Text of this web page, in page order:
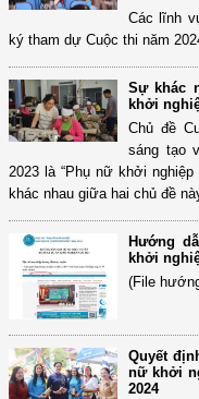
Các lĩnh
ký tham dự Cuộc thi năm
Sự khác
khởi
Chủ đề
sáng tạo
2023 là “Phụ nữ khởi
khác nhau giữa hai chủ đề
Hướng
khởi
(File
Quyết
nữ khởi
2024